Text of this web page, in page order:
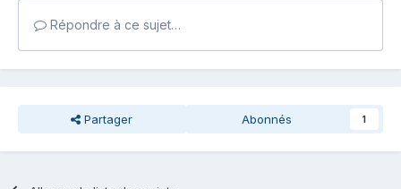
Répondre à ce sujet…
Partager Abonnés 1